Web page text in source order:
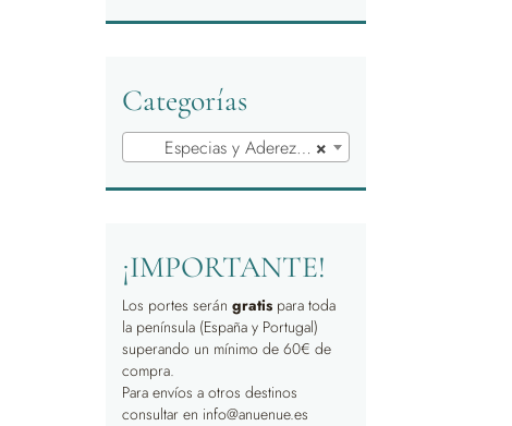
Categorías
×
Especias y Aderezos Cocina
¡IMPORTANTE!
Los portes serán gratispara toda
la península (España y Portugal)
superando un mínimo de 60€ de
compra.
Para envíos a otros destinos
consultar en info@anuenue.es